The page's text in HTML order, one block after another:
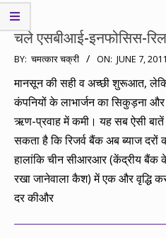
चले एसबीआई-इनफोसिस-
2011-
07
BY: चमत्कार चक्री ON: JUNE 7, 2011
मानसून की सही व अच्छी शुरूआत,
कंपनियों के लाभार्जन का सिकुड़ना
ऋण-प्रवाह में कमी। यह सब ऐसी बातें
सकता है कि रिजर्व बैंक अब ब्याज दरों
हालांकि चीन सीआरआर (केंद्रीय बैंक के
रखा जानेवाला कैश) में एक और वृद्धि
दर कीऔर